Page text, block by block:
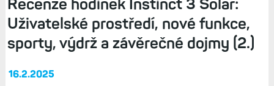
Recenze hodinek Instinct 3 Solar:
Uživatelské prostředí, nové funkce,
sporty, výdrž a závěrečné dojmy (2.)
16.2.2025